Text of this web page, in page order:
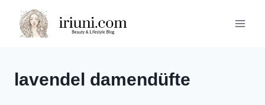
Inhalt
springen
lavendel damendüfte